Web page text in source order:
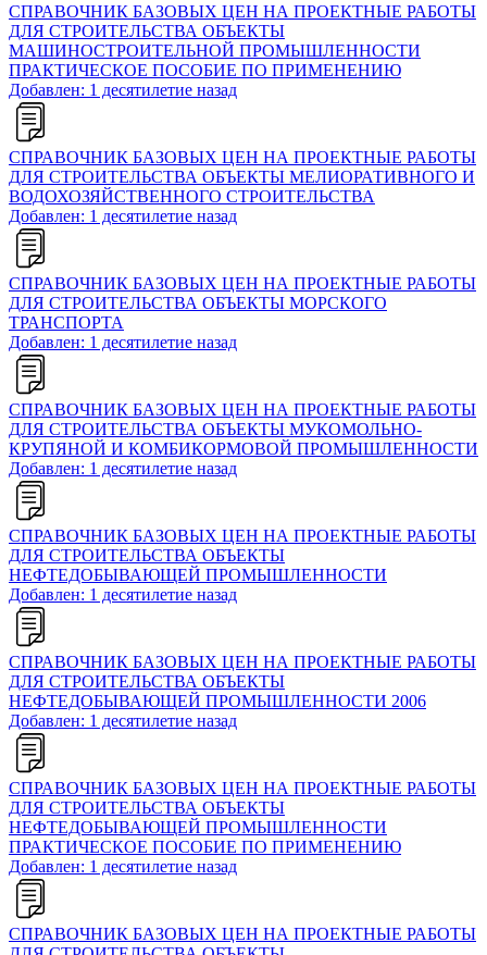
СПРАВОЧНИК БАЗОВЫХ ЦЕН НА ПРОЕКТНЫЕ РАБОТЫ
ДЛЯ СТРОИТЕЛЬСТВА ОБЪЕКТЫ
МАШИНОСТРОИТЕЛЬНОЙ ПРОМЫШЛЕННОСТИ
ПРАКТИЧЕСКОЕ ПОСОБИЕ ПО ПРИМЕНЕНИЮ
Добавлен: 1 десятилетие назад
СПРАВОЧНИК БАЗОВЫХ ЦЕН НА ПРОЕКТНЫЕ РАБОТЫ
ДЛЯ СТРОИТЕЛЬСТВА ОБЪЕКТЫ МЕЛИОРАТИВНОГО И
ВОДОХОЗЯЙСТВЕННОГО СТРОИТЕЛЬСТВА
Добавлен: 1 десятилетие назад
СПРАВОЧНИК БАЗОВЫХ ЦЕН НА ПРОЕКТНЫЕ РАБОТЫ
ДЛЯ СТРОИТЕЛЬСТВА ОБЪЕКТЫ МОРСКОГО
ТРАНСПОРТА
Добавлен: 1 десятилетие назад
СПРАВОЧНИК БАЗОВЫХ ЦЕН НА ПРОЕКТНЫЕ РАБОТЫ
ДЛЯ СТРОИТЕЛЬСТВА ОБЪЕКТЫ МУКОМОЛЬНО-
КРУПЯНОЙ И КОМБИКОРМОВОЙ ПРОМЫШЛЕННОСТИ
Добавлен: 1 десятилетие назад
СПРАВОЧНИК БАЗОВЫХ ЦЕН НА ПРОЕКТНЫЕ РАБОТЫ
ДЛЯ СТРОИТЕЛЬСТВА ОБЪЕКТЫ
НЕФТЕДОБЫВАЮЩЕЙ ПРОМЫШЛЕННОСТИ
Добавлен: 1 десятилетие назад
СПРАВОЧНИК БАЗОВЫХ ЦЕН НА ПРОЕКТНЫЕ РАБОТЫ
ДЛЯ СТРОИТЕЛЬСТВА ОБЪЕКТЫ
НЕФТЕДОБЫВАЮЩЕЙ ПРОМЫШЛЕННОСТИ 2006
Добавлен: 1 десятилетие назад
СПРАВОЧНИК БАЗОВЫХ ЦЕН НА ПРОЕКТНЫЕ РАБОТЫ
ДЛЯ СТРОИТЕЛЬСТВА ОБЪЕКТЫ
НЕФТЕДОБЫВАЮЩЕЙ ПРОМЫШЛЕННОСТИ
ПРАКТИЧЕСКОЕ ПОСОБИЕ ПО ПРИМЕНЕНИЮ
Добавлен: 1 десятилетие назад
СПРАВОЧНИК БАЗОВЫХ ЦЕН НА ПРОЕКТНЫЕ РАБОТЫ